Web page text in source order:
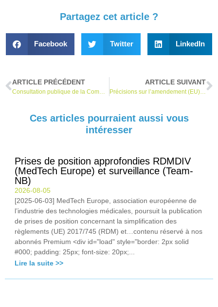
Partagez cet article ?
Facebook Twitter LinkedIn
ARTICLE PRÉCÉDENT ARTICLE SUIVANT
Précisions sur l’amendement (EU) 2023/607 au RDM (« extension de la période de transition »)
Ces articles pourraient aussi vous
intéresser
Prises de position approfondies RDMDIV
(MedTech Europe) et surveillance (Team-
NB)
2026-08-05
[2025-06-03] MedTech Europe, association européenne de
l’industrie des technologies médicales, poursuit la publication
de prises de position concernant la simplification des
règlements (UE) 2017/745 (RDM) et…contenu réservé à nos
abonnés Premium <div id="load" style="border: 2px solid
#000; padding: 25px; font-size: 20px;...
Lire la suite >>